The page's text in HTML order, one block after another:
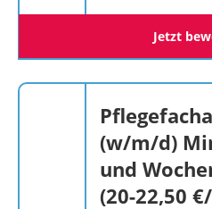
Jetzt
(w/m/d)
und
(20-22,50